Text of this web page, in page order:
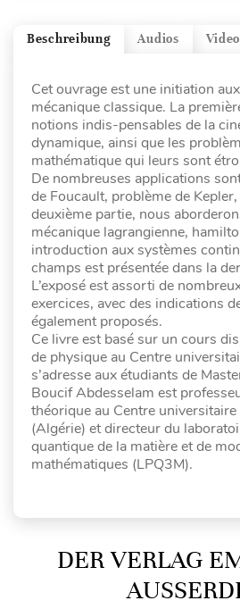
Audios
Beschreibung
Cet ouvrage est une initiation
mécanique classique. La
notions indis-pensables de la
dynamique, ainsi que les
mathématique qui leurs sont
De nombreuses applications
de Foucault, problème de
deuxième partie, nous
mécanique lagrangienne,
introduction aux systèmes
champs est présentée dans la
L’exposé est assorti de
exercices, avec des indications
également proposés.
Ce livre est basé sur un cours
de physique au Centre
s’adresse aux étudiants de
Boucif Abdesselam est
théorique au Centre universitaire
(Algérie) et directeur du
quantique de la matière et de
mathématiques (LPQ3M).
DER VERLAG